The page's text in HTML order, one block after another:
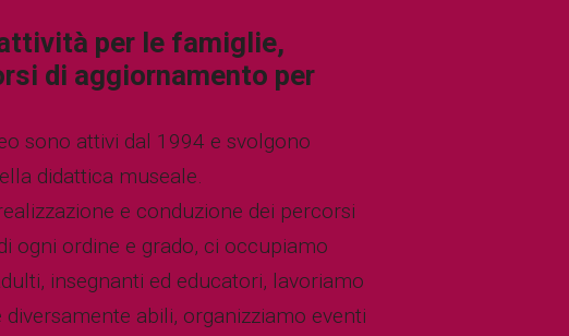
per le famiglie,
di aggiornamento per
sono attivi dal 1994 e svolgono
didattica museale.
e conduzione dei percorsi
ogni ordine e grado, ci occupiamo
insegnanti ed educatori, lavoriamo
diversamente abili, organizziamo eventi